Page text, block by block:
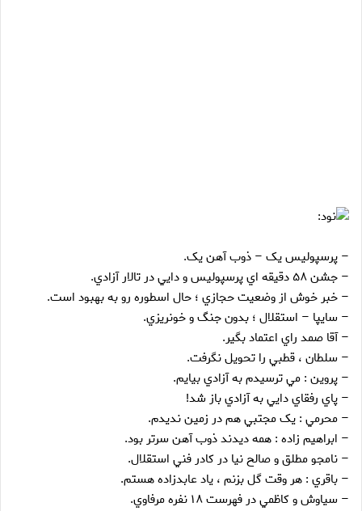
نود:
– پرسپوليس يک – ذوب آهن يک.
– جشن ۵۸ دقيقه اي پرسپوليس و دايي در تالار آزادي.
– خبر خوش از وضعيت حجازي ؛ حال اسطوره رو به بهبود است.
– سايپا – استقلال ؛ بدون جنگ و خونريزي.
– آقا صمد راي اعتماد بگير.
– سلطان ، قطبي را تحويل نگرفت.
– پروين : مي ترسيدم به آزادي بيايم.
– پاي رفقاي دايي به آزادي باز شد!
– محرمي : يک مجتبي هم در زمين نديدم.
– ابراهيم زاده : همه ديدند ذوب آهن سرتر بود.
– نامجو مطلق و صالح نيا در کادر فني استقلال.
– باقري : هر وقت گل بزنم ، ياد عابدزاده هستم.
– سياوش و کاظمي در فهرست ۱۸ نفره مرفاوي.